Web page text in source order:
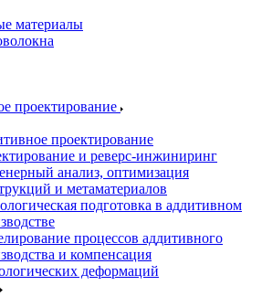
материалы
проектирование
проектирование
и реверс-инжиниринг
анализ, оптимизация
и метаматериалов
подготовка в аддитивном
процессов аддитивного
и компенсация
деформаций